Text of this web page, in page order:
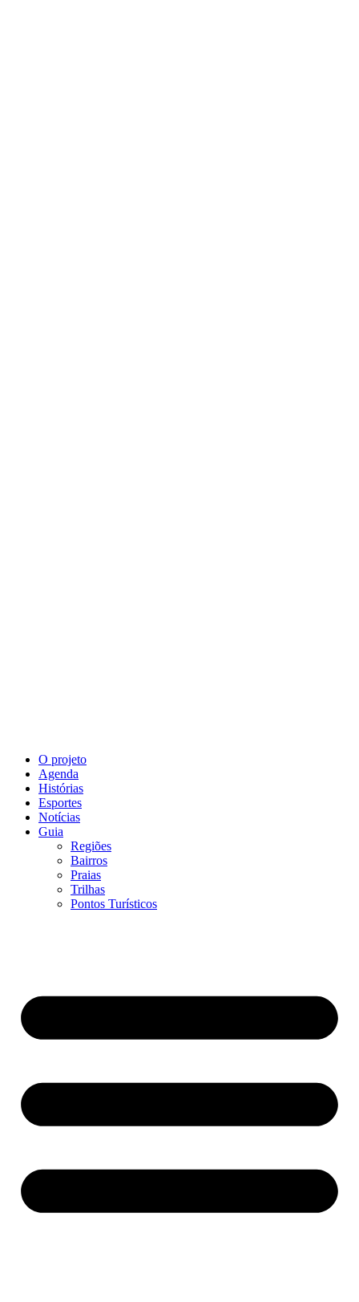
O projeto
Agenda
Histórias
Esportes
Notícias
Guia
Regiões
Bairros
Praias
Trilhas
Pontos Turísticos